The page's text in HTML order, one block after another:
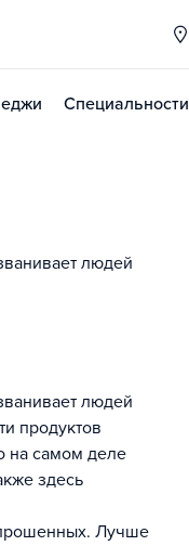
Специальности
людей
людей
продуктов
на самом деле
здесь
Лучше